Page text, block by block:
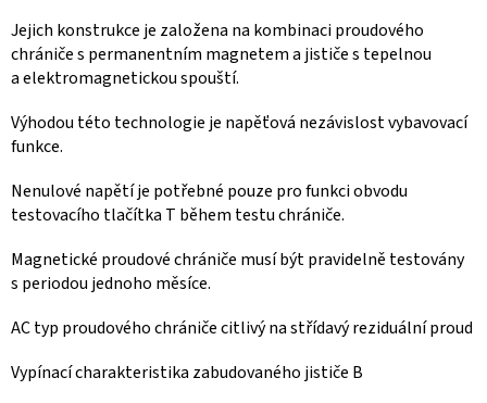
Jejich konstrukce je založena na kombinaci proudového
chrániče s permanentním magnetem a jističe s tepelnou
a elektromagnetickou spouští.
Výhodou této technologie je napěťová nezávislost vybavovací
funkce.
Nenulové napětí je potřebné pouze pro funkci obvodu
testovacího tlačítka T během testu chrániče.
Magnetické proudové chrániče musí být pravidelně testovány
s periodou jednoho měsíce.
AC typ proudového chrániče citlivý na střídavý reziduální proud
Vypínací charakteristika zabudovaného jističe B